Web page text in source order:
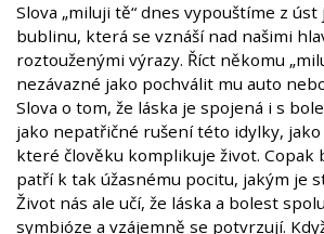
Slova „miluji tě“ dnes vypouštíme z
bublinu, která se vznáší nad našimi
roztouženými výrazy. Říct někomu
nezávazné jako pochválit mu auto
Slova o tom, že láska je spojená i s
jako nepatřičné rušení této idylky,
které člověku komplikuje život. Copak
patří k tak úžasnému pocitu, jakým je
Život nás ale učí, že láska a bolest
symbióze a vzájemně se potvrzují.